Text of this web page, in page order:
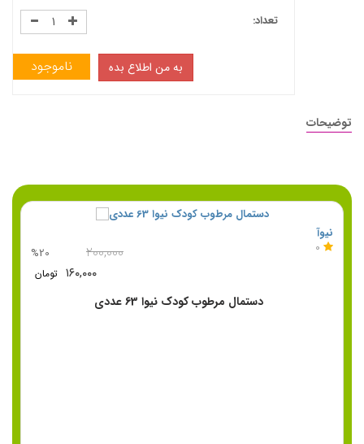
تعداد:
ناموجود به من اطلاع بده
توضیحات
نیوآ
0
%20 ۲۰۰,۰۰۰
۱۶۰,۰۰۰ تومان
دستمال مرطوب کودک نیوا 63 عددی